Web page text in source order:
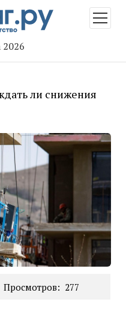
2026
меню
ли снижения
Просмотров: 277